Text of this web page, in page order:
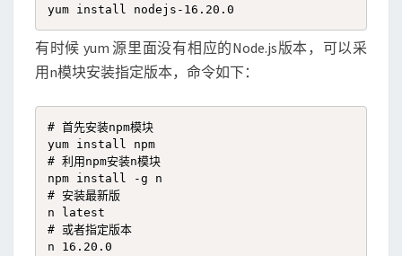
yum install nodejs-16.20.0
有时候 yum 源里面没有相应的Node.js版本，可以采
用n模块安装指定版本，命令如下：
# 首先安装npm模块
yum install npm
# 利用npm安装n模块
npm install -g n
# 安装最新版
n latest
# 或者指定版本
n 16.20.0